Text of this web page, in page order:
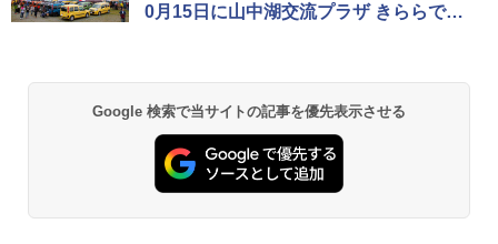
0月15日に山中湖交流プラザ きららで開
Google 検索で当サイトの記事を優先表示させる